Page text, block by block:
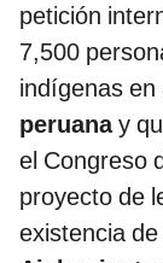
petición
7,500
indígenas en
peruanay
el Congreso
proyecto de
existencia